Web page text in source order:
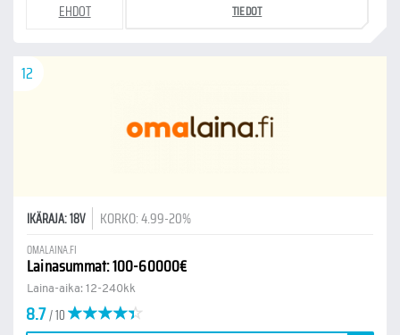
EHDOT TIEDOT
12
IKÄRAJA: 18V KORKO: 4.99-20%
OMALAINA.FI
Lainasummat: 100-60000€
Laina-aika: 12-240kk
8.7/ 10